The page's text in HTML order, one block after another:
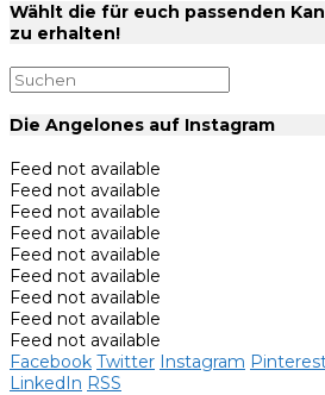
Wählt die für euch passenden
zu erhalten!
Die Angelones auf Instagram
Feed not available
Feed not available
Feed not available
Feed not available
Feed not available
Feed not available
Feed not available
Feed not available
Feed not available
Facebook Twitter Instagram
LinkedIn RSS